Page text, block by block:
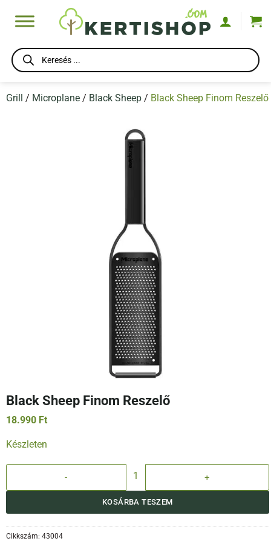
Products
search
Grill / Microplane / Black Sheep / Black Sheep Finom Reszelő
Black Sheep Finom Reszelő
18.990 Ft
Készleten
Black Sheep Finom Reszelő mennyiség
KOSÁRBA TESZEM
Cikkszám: 43004